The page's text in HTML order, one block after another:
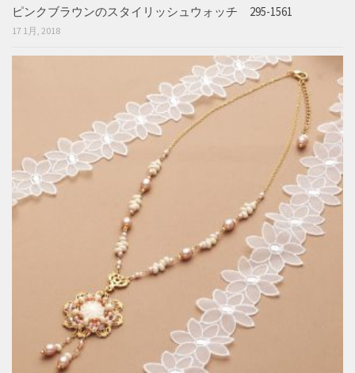
ピンクブラウンのスタイリッシュウォッチ 295-1561
17 1月, 2018